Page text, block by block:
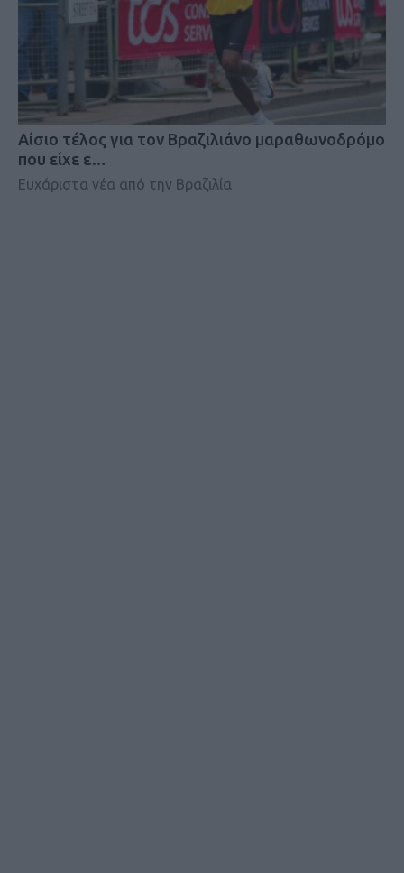
Αίσιο τέλος για τον Βραζιλιάνο μαραθωνοδρόμο
που είχε ε…
Ευχάριστα νέα από την Βραζιλία